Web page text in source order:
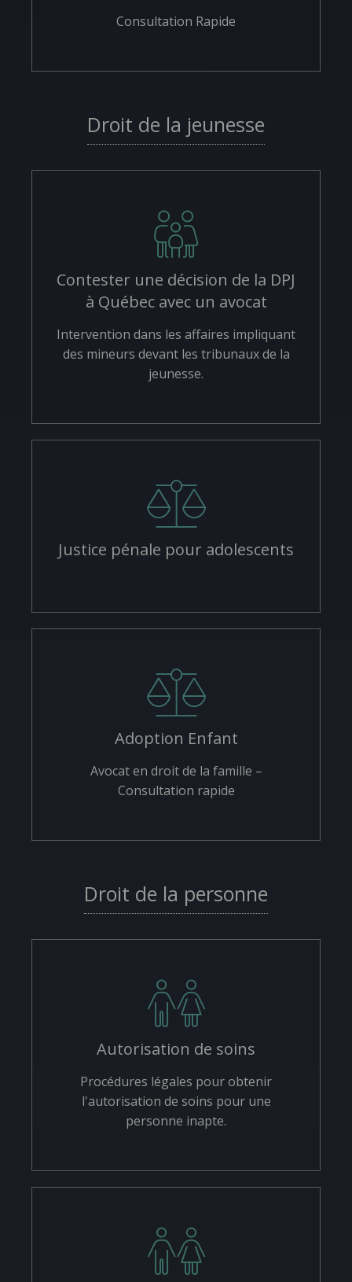
Consultation Rapide
Droit de la jeunesse
Contester une décision de la DPJ
à Québec avec un avocat
Intervention dans les affaires impliquant
des mineurs devant les tribunaux de la
jeunesse.
Justice pénale pour adolescents
Adoption Enfant
Avocat en droit de la famille –
Consultation rapide
Droit de la personne
Autorisation de soins
Procédures légales pour obtenir
l'autorisation de soins pour une
personne inapte.